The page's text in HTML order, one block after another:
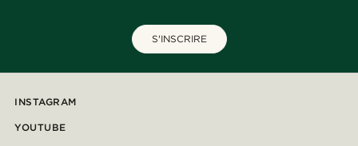
S'INSCRIRE
INSTAGRAM
YOUTUBE